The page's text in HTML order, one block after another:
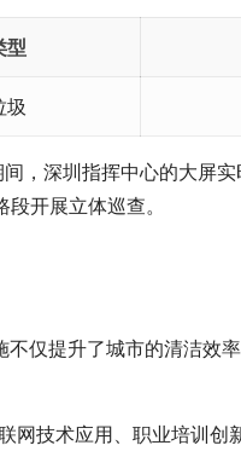
型
圾
间，深圳指挥中心的大屏
开展立体巡查。
不仅提升了城市的清洁效
网技术应用、职业培训创